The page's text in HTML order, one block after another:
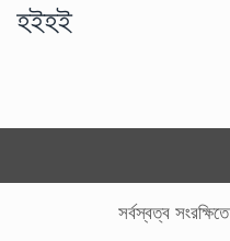
হইহই
সর্বস্বত্ব সংরক্ষিতে